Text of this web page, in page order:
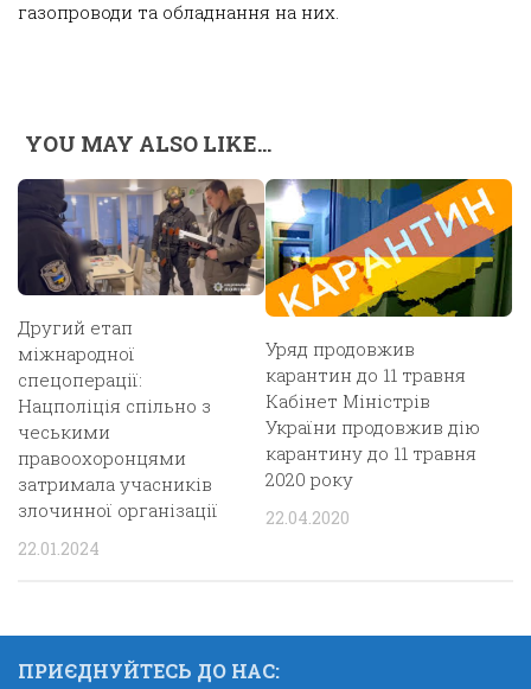
газопроводи та обладнання на них.
YOU MAY ALSO LIKE...
Другий етап
міжнародної
спецоперації:
Нацполіція спільно з
чеськими
правоохоронцями
затримала учасників
злочинної організації
22.01.2024
Уряд продовжив
карантин до 11 травня
Кабінет Міністрів
України продовжив дію
карантину до 11 травня
2020 року
22.04.2020
ПРИЄДНУЙТЕСЬ ДО НАС: